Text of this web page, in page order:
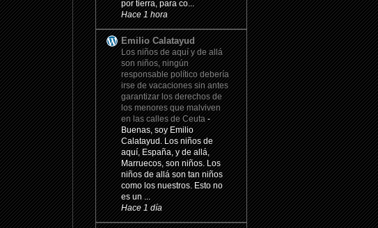
por tierra, para co...
Hace 1 hora
Emilio Calatayud
Los niños de aquí y de allá
son niños, ningún
responsable político debería
irse de vacaciones sin antes
garantizar los derechos de
los menores que malviven
en las calles de Ceuta-
Buenas, soy Emilio
Calatayud. Los niños de
aquí, España, y de allá,
Marruecos, son niños. Los
niños de allá son tan niños
como los nuestros. Esto no
es un ...
Hace 1 día